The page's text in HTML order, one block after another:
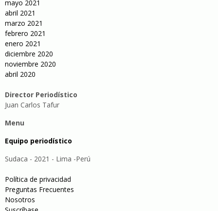
mayo 2021
abril 2021
marzo 2021
febrero 2021
enero 2021
diciembre 2020
noviembre 2020
abril 2020
Director Periodístico
Juan Carlos Tafur
Menu
Equipo periodístico
Sudaca - 2021 - Lima -Perú
Política de privacidad
Preguntas Frecuentes
Nosotros